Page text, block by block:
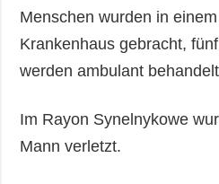
Menschen wurden in
Krankenhaus gebracht,
werden ambulant
Im Rayon Synelnykowe
Mann verletzt.